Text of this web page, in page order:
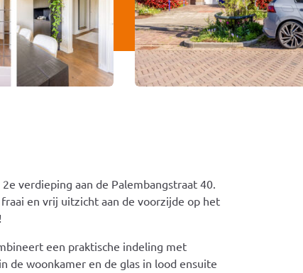
verdieping aan de Palembangstraat 40.
en vrij uitzicht aan de voorzijde op het
een praktische indeling met
de woonkamer en de glas in lood ensuite